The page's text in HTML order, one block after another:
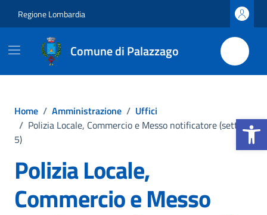
Apri la
Regione Lombardia
Comune di Palazzago
Home / Amministrazione / Uffici
/ Polizia Locale, Commercio e Messo notificatore (settore
5)
Polizia Locale,
Commercio e Messo